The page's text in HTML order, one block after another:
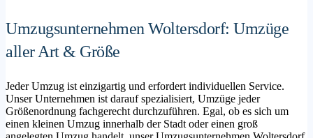
Umzugsunternehmen Woltersdorf: Umzüge
aller Art & Größe
Jeder Umzug ist einzigartig und erfordert individuellen Service.
Unser Unternehmen ist darauf spezialisiert, Umzüge jeder
Größenordnung fachgerecht durchzuführen. Egal, ob es sich um
einen kleinen Umzug innerhalb der Stadt oder einen groß